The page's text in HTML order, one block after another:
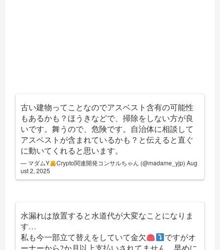
古い建物ってことなのでアスベスト含有の可能性
もあるかも？ほうきなどで、掃除をしない方が良
いです。舞うので、危険です。自治体に相談して
アスベストが含まれているかも？と伝えると直ぐ
に動いてくれると思います。
— マダムY Crypto関連開発コンサルちゃん (@madame_yjp) Aug
ust 2, 2025
水漏れは放置すると水道代が大変なことになりま
す…
私も今一部立て替えをしていて金欠
ですがオ